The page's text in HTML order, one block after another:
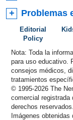
Problemas
Editorial
Policy
Nota: Toda la
para uso educativo.
consejos médicos,
tratamientos
© 1995-2026 The
comercial registrada
derechos reservados.
Imágenes